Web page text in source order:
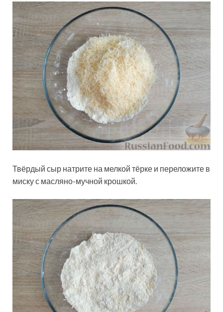
Твёрдый сыр натрите на мелкой тёрке и переложите в
миску с масляно-мучной крошкой.